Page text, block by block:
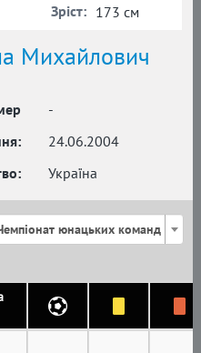
Михайлович
-
24.06.2004
Україна
Зріст: 173 см
юнацьких команд